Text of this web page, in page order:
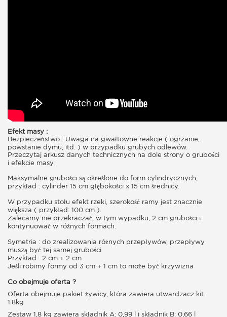
Efekt masy :
Bezpieczeństwo : Uwaga na gwałtowne reakcje ( ogrzanie,
powstanie dymu, itd. ) w przypadku grubych odlewów.
Przeczytaj arkusz danych technicznych na dole strony o grubości
i efekcie masy.
Maksymalne grubości są określone do form cylindrycznych,
przykład : cylinder 15 cm głębokości x 15 cm średnicy.
W przypadku stołu efekt rzeki, szerokość ramy jest znacznie
większa ( przykład: 100 cm ).
Zalecamy nie przekraczać, w tym wypadku, 2 cm grubości i
kontynuować w różnych formach.
Symetria : do zrealizowania różnych przepływów, przepływy
muszą być tej samej grubości
Przykład : 2 cm + 2 cm
Jeśli robimy formy od 3 cm + 1 cm to może być krzywizna
Co obejmuje oferta ?
Oferta obejmuje pakiet żywicy, która zawiera utwardzacz kit
1.8kg
Zestaw 1,8 kg zawiera składnik A: 0,99 l i składnik B: 0,66 l